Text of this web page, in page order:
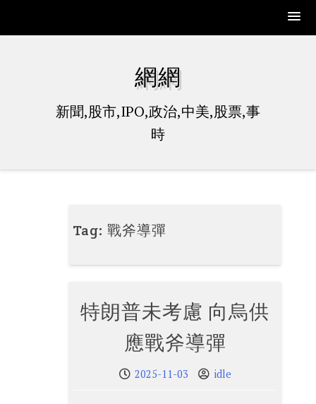
網網
新聞,股市,IPO,政治,中美,股票,事
時
Tag:戰斧導彈
特朗普未考慮 向烏供
應戰斧導彈
2025-11-03 idle